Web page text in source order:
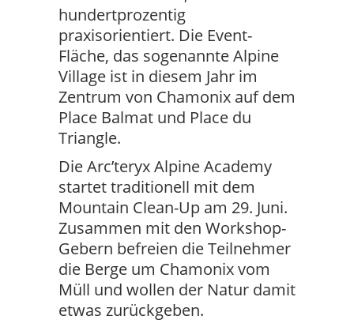
hundertprozentig
praxisorientiert. Die Event-
Fläche, das sogenannte Alpine
Village ist in diesem Jahr im
Zentrum von Chamonix auf dem
Place Balmat und Place du
Triangle.
Die Arc’teryx Alpine Academy
startet traditionell mit dem
Mountain Clean-Up am 29. Juni.
Zusammen mit den Workshop-
Gebern befreien die Teilnehmer
die Berge um Chamonix vom
Müll und wollen der Natur damit
etwas zurückgeben.